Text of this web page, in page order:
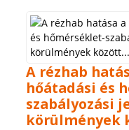
A rézhab
hőátadási és
szabályozási
körülmények